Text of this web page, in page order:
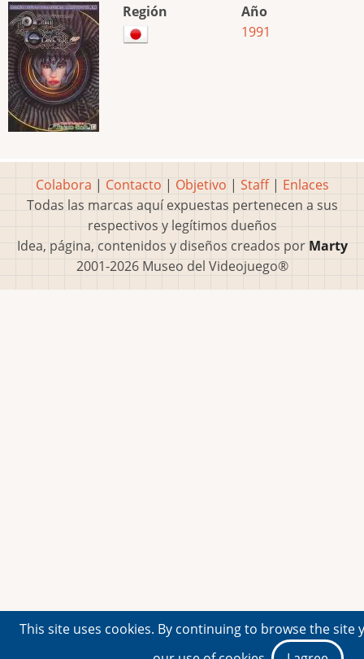
Región
Año
1991
Colabora | Contacto | Objetivo | Staff| Enlaces
Todas las marcas aquí expuestas pertenecen a sus
respectivos y legítimos dueños
Idea, página, contenidos y diseños creados por Marty
2001-2026 Museo del Videojuego®
This site uses cookies. By continuing to browse the site